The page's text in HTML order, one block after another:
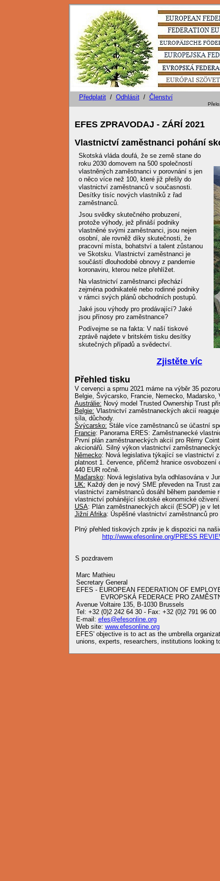
Předplatit/ Odhlásit/ Členství
Přeložil. Ing. Petr Navrátil - KSLP
EFES ZPRAVODAJ - ZÁRÍ 2021
Vlastnictví zaměstnanci pohání
Skotská vláda doufá, že se země stane do
roku 2030 domovem na 500 společností
vlastněných zaměstnanci v porovnání s jen
o něco více než 100, které již přešly do
vlastnictví zaměstnanců v současnosti.
Desítky tisíc nových vlastníků z řad
zaměstnanců.
Jsou svědky skutečného probuzení,
protože výhody, jež přináší podniky
vlastněné svými zaměstnanci, jsou nejen
osobní, ale rovněž díky skutečnosti, že
pracovní místa, bohatství a talent zůstanou
ve Skotsku. Vlastnictví zaměstnanci je
součástí dlouhodobé obnovy z pandemie
koronaviru, kterou nelze přehlížet.
Na vlastnictví zaměstnanci přechází
zejména podnikatelé nebo rodinné podniky
v rámci svých plánů obchodních postupů.
Jaké jsou výhody pro prodávající? Jaké
jsou přínosy pro zaměstnance?
Podívejme se na fakta: V naší tiskové
zprávě najdete v britském tisku desítky
skutečných případů a svědectví.
Zjistěte víc
Přehled tisku
V cervenci a sprnu 2021 máme na výběr 35
Belgie, Švýcarsko, Francie, Nemecko,
Austrálie: Nový model Trusted Ownership Trust
Belgie: Vlastnictví zaměstnaneckých akcií
síla, důchody.
Švýcarsko: Stále více zaměstnanců se účastní
Francie: Panorama ERES: Zaměstnanecké
První plán zaměstnaneckých akcií pro Rémy
akcionářů. Silný výkon vlastnictví
Německo: Nová legislativa týkající se vlastnictví
platnost 1. července, přičemž hranice
440 EUR ročně.
Maďarsko: Nová legislativa byla odhlasována v
UK: Každý den je nový SME převeden na Trust
vlastnictví zaměstnanců dosáhl během pandemie
vlastnictví pohánějící skotské ekonomické
USA: Plán zaměstnaneckých akcií (ESOP) je v
Jižní Afrika: Úspěšné vlastnictví zaměstnanců pro
Plný přehled tiskových zpráv je k dispozici na
http://www.efesonline.org/PRESS
S pozdravem
Marc Mathieu
Secretary General
EFES - EUROPEAN FEDERATION OF
EVROPSKÁ FEDERACE PRO
Avenue Voltaire 135, B-1030 Brussels
Tel: +32 (0)2 242 64 30 - Fax: +32 (0)2 791 96 00
E-mail: efes@efesonline.org
Web site: www.efesonline.org
EFES' objective is to act as the umbrella
unions, experts, researchers, institutions looking